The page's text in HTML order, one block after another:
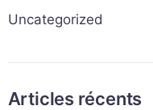
Uncategorized
Articles récents